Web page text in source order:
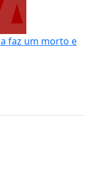
faz um morto e